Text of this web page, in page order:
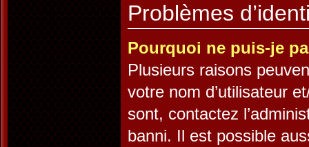
Problèmes
Pourquoi ne puis-je
Plusieurs raisons
votre nom d’utilisateur
sont, contactez
banni. Il est possible